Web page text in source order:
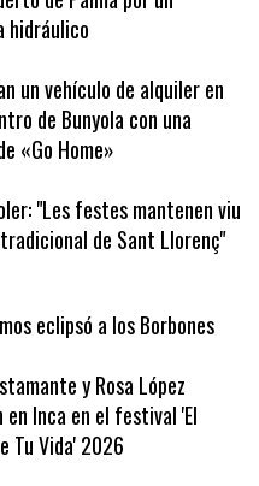
hidráulico
un vehículo de alquiler en
de Bunyola con una
«Go Home»
"Les festes mantenen viu
de Sant Llorenç"
eclipsó a los Borbones
y Rosa López
Inca en el festival 'El
Tu Vida' 2026